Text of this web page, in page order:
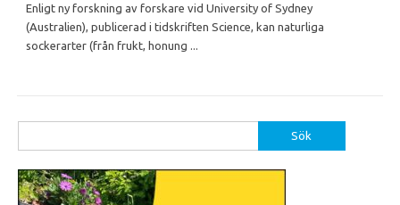
Enligt ny forskning av forskare vid University of Sydney
(Australien), publicerad i tidskriften Science, kan naturliga
sockerarter (från frukt, honung ...
efter: